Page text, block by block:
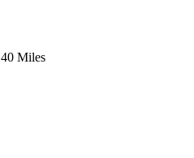
40 Miles